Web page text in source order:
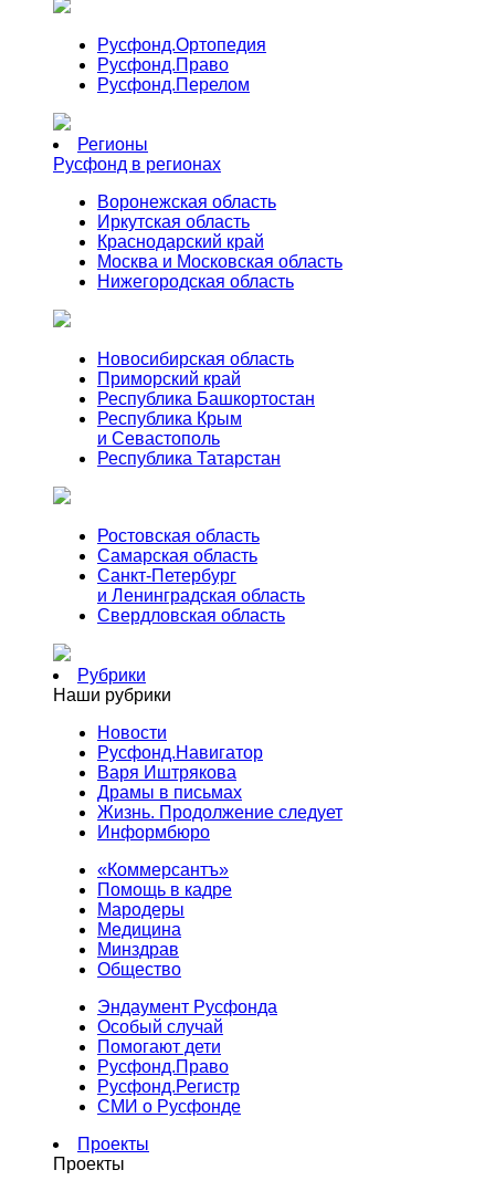
Русфонд.Ортопедия
Русфонд.Право
Русфонд.Перелом
Регионы
Русфонд в регионах
Воронежская область
Иркутская область
Краснодарский край
Москва и Московская область
Нижегородская область
Новосибирская область
Приморский край
Республика Башкортостан
Республика Крым
и Севастополь
Республика Татарстан
Ростовская область
Самарская область
Санкт-Петербург
и Ленинградская область
Свердловская область
Рубрики
Наши рубрики
Новости
Русфонд.Навигатор
Варя Иштрякова
Драмы в письмах
Жизнь. Продолжение следует
Информбюро
«Коммерсантъ»
Помощь в кадре
Мародеры
Медицина
Минздрав
Общество
Эндаумент Русфонда
Особый случай
Помогают дети
Русфонд.Право
Русфонд.Регистр
СМИ о Русфонде
Проекты
Проекты